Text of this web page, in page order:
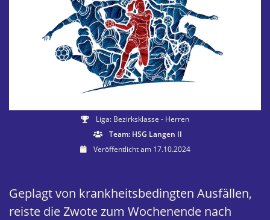
Liga: Bezirksklasse - Herren
Team: HSG Langen II
Veröffentlicht am 17.10.2024
Geplagt von krankheitsbedingten Ausfällen,
reiste die Zwote zum Wochenende nach